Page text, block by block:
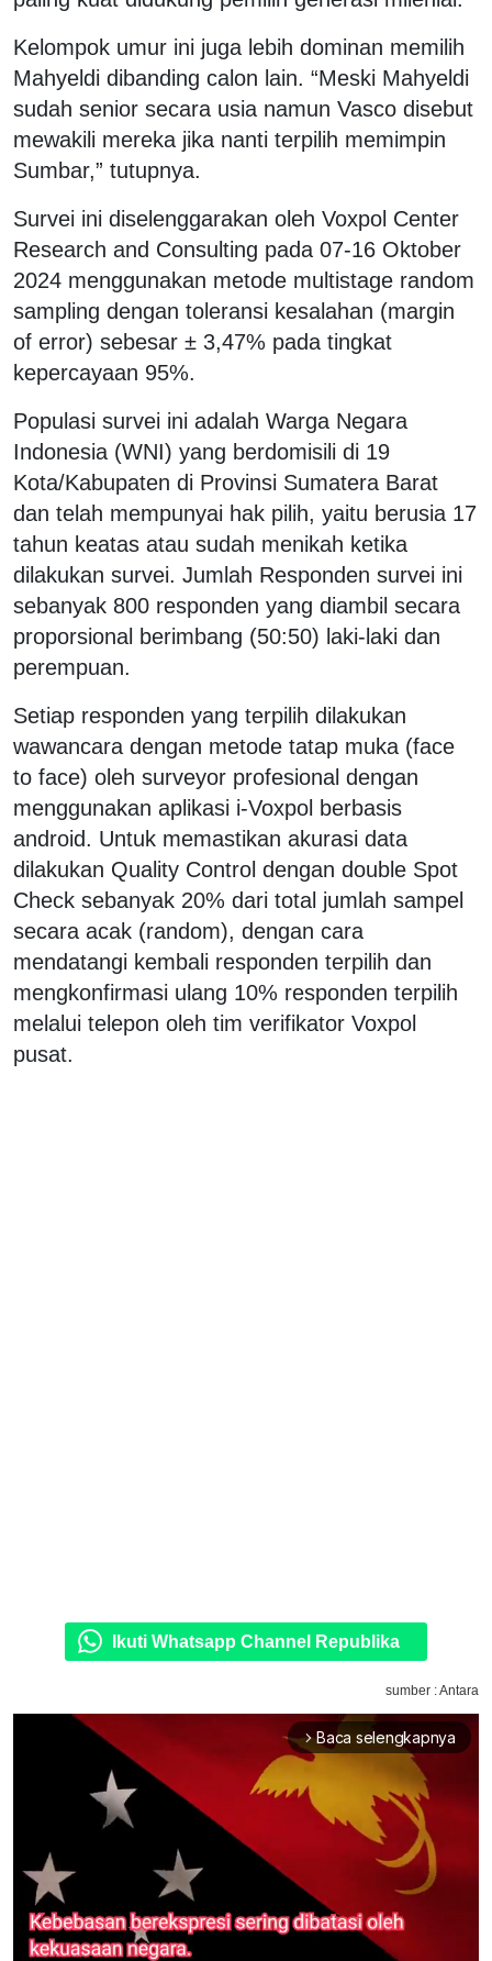
Kelompok umur ini juga lebih dominan memilih
Mahyeldi dibanding calon lain. “Meski Mahyeldi
sudah senior secara usia namun Vasco disebut
mewakili mereka jika nanti terpilih memimpin
Sumbar,” tutupnya.
Survei ini diselenggarakan oleh Voxpol Center
Research and Consulting pada 07-16 Oktober
2024 menggunakan metode multistage random
sampling dengan toleransi kesalahan (margin
of error) sebesar ± 3,47% pada tingkat
kepercayaan 95%.
Populasi survei ini adalah Warga Negara
Indonesia (WNI) yang berdomisili di 19
Kota/Kabupaten di Provinsi Sumatera Barat
dan telah mempunyai hak pilih, yaitu berusia 17
tahun keatas atau sudah menikah ketika
dilakukan survei. Jumlah Responden survei ini
sebanyak 800 responden yang diambil secara
proporsional berimbang (50:50) laki-laki dan
perempuan.
Setiap responden yang terpilih dilakukan
wawancara dengan metode tatap muka (face
to face) oleh surveyor profesional dengan
menggunakan aplikasi i-Voxpol berbasis
android. Untuk memastikan akurasi data
dilakukan Quality Control dengan double Spot
Check sebanyak 20% dari total jumlah sampel
secara acak (random), dengan cara
mendatangi kembali responden terpilih dan
mengkonfirmasi ulang 10% responden terpilih
melalui telepon oleh tim verifikator Voxpol
pusat.
Ikuti Whatsapp Channel Republika
sumber : Antara
arrow_forward_ios Baca selengkapnya